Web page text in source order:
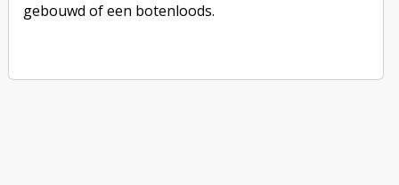
gebouwd of een botenloods.